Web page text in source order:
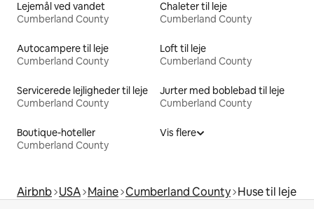
Lejemål ved vandet
Cumberland County
Chaleter til leje
Cumberland County
Autocampere til leje
Cumberland County
Loft til leje
Cumberland County
Servicerede lejligheder til leje
Cumberland County
Jurter med boblebad til leje
Cumberland County
Boutique-hoteller
Cumberland County
Vis flere
Airbnb USA Maine Cumberland County Huse til leje